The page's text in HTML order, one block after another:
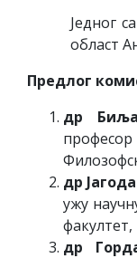
Једног
област
Предлог
др
професор
др
ужу
др